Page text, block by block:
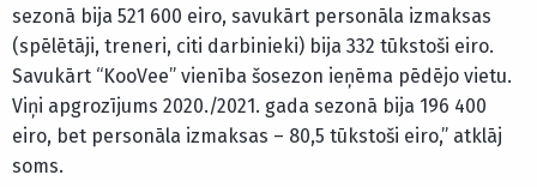
sezonā bija 521 600 eiro, savukārt personāla izmaksas
(spēlētāji, treneri, citi darbinieki) bija 332 tūkstoši eiro.
Savukārt “KooVee” vienība šosezon ieņēma pēdējo vietu.
Viņi apgrozījums 2020./2021. gada sezonā bija 196 400
eiro, bet personāla izmaksas – 80,5 tūkstoši eiro,” atklāj
soms.